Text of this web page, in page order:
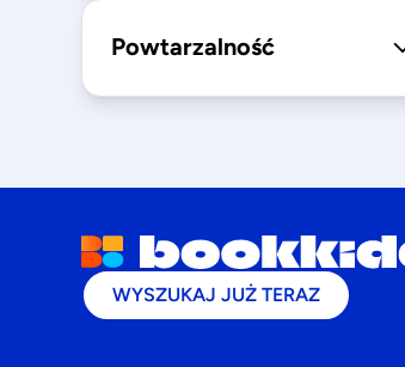
Powtarzalność
WYSZUKAJ JUŻ TERAZ